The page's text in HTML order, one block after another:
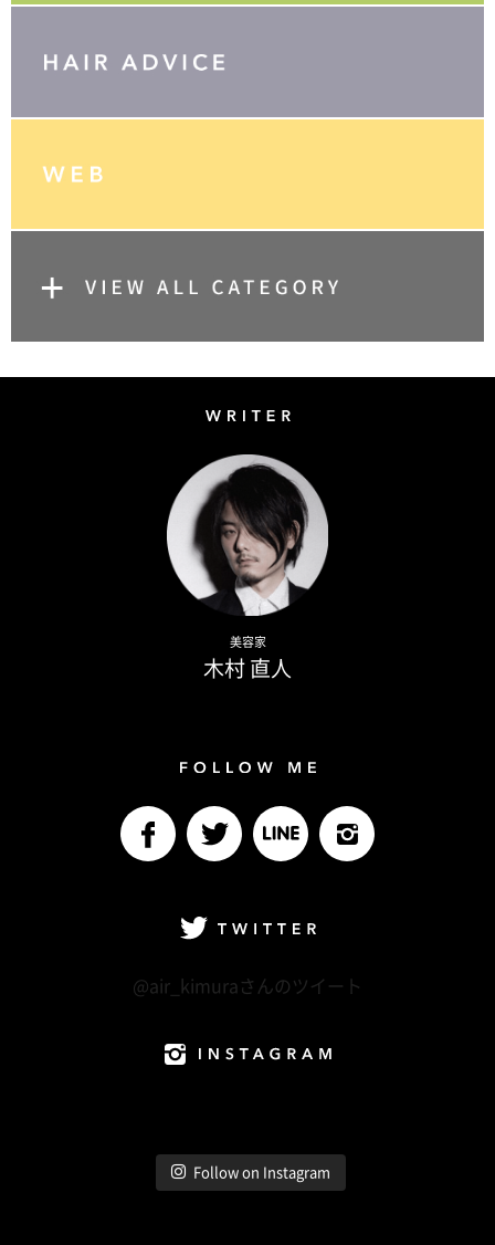
美容家
木村 直人
@air_kimuraさんのツイート
Follow on Instagram